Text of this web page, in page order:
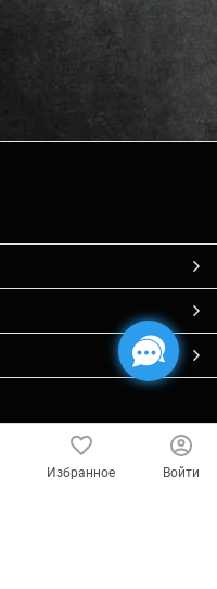
Избранное Войти